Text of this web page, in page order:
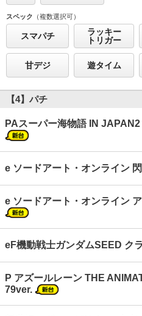
スペック （複数選択可）
スマパチ
ラッキー
トリガー
甘デジ 遊タイム
【4】パチ
PAスーパー海物語 IN
e ソードアート・オンライン
e ソードアート・オンライン
eF機動戦士ガンダムSEED ク
P アズールレーン THE
79ver.